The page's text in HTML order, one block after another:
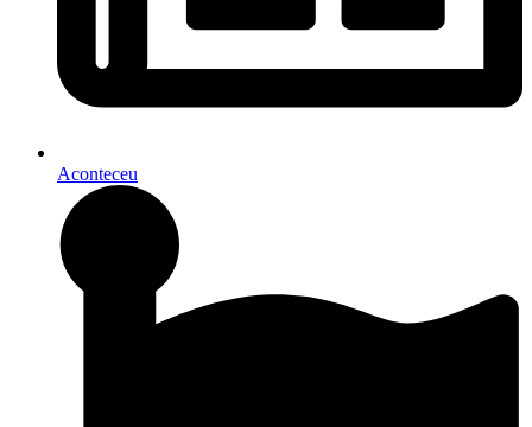
Aconteceu